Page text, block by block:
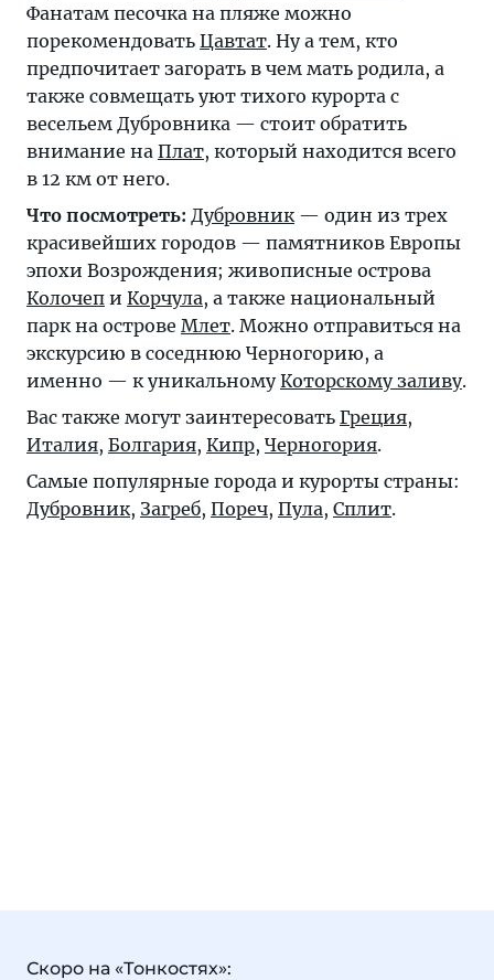
Фанатам песочка на пляже можно
порекомендовать Цавтат. Ну а тем, кто
предпочитает загорать в чем мать родила, а
также совмещать уют тихого курорта с
весельем Дубровника — стоит обратить
внимание на Плат, который находится всего
в 12 км от него.
Что посмотреть: Дубровник — один из трех
красивейших городов — памятников Европы
эпохи Возрождения; живописные острова
Колочеп и Корчула, а также национальный
парк на острове Млет. Можно отправиться на
экскурсию в соседнюю Черногорию, а
именно — к уникальномуКоторскому заливу.
Вас также могут заинтересовать Греция,
Италия, Болгария, Кипр, Черногория.
Самые популярные города и курорты страны:
Дубровник, Загреб, Пореч, Пула, Сплит.
Скоро на «Тонкостях»: